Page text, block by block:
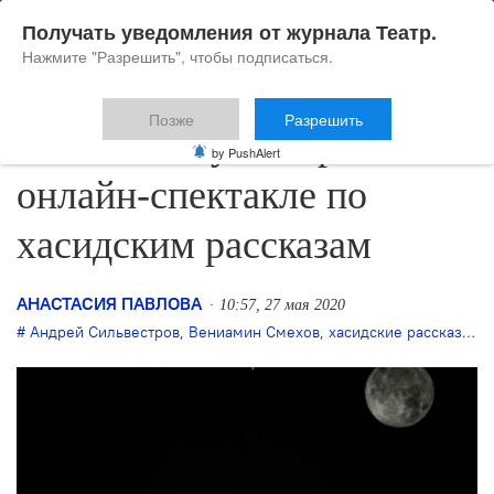
Смехов и Ауг сыграют в
онлайн-спектакле по
хасидским рассказам
АНАСТАСИЯ ПАВЛОВА 10:57, 27 мая 2020
Андрей Сильвестров, Вениамин Смехов, хасидские рассказы ,
Получать уведомления от журнала Театр.
Нажмите "Разрешить", чтобы подписаться.
Позже Разрешить
by PushAlert